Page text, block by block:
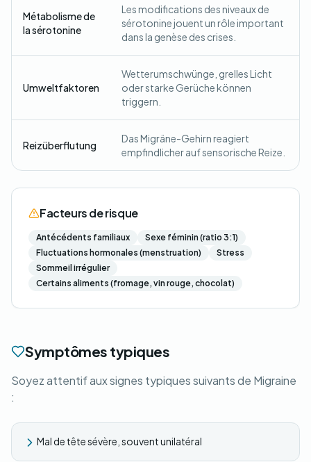
Métabolisme de
la sérotonine
Les modifications des niveaux de
sérotonine jouent un rôle important
dans la genèse des crises.
Umweltfaktoren
Wetterumschwünge, grelles Licht
oder starke Gerüche können
triggern.
Reizüberflutung
Das Migräne-Gehirn reagiert
empfindlicher auf sensorische Reize.
Facteurs de risque
Antécédents familiaux
Sexe féminin (ratio 3:1)
Fluctuations hormonales (menstruation)
Stress
Sommeil irrégulier
Certains aliments (fromage, vin rouge, chocolat)
Symptômes typiques
Soyez attentif aux signes typiques suivants de Migraine
:
Mal de tête sévère, souvent unilatéral